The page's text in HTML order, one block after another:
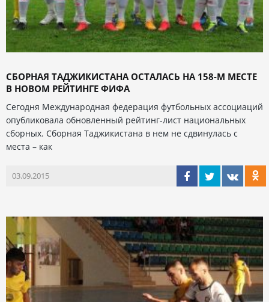
СБОРНАЯ ТАДЖИКИСТАНА ОСТАЛАСЬ НА 158-М МЕСТЕ
В НОВОМ РЕЙТИНГЕ ФИФА
Сегодня Международная федерация футбольных ассоциаций
опубликовала обновленный рейтинг-лист национальных
сборных. Сборная Таджикистана в нем не сдвинулась с
места – как
03.09.2015